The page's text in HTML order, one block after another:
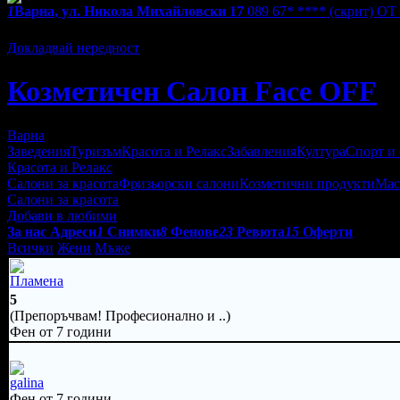
1Варна, ул. Никола Михайловски 17 089 67* **** (скрит) ОТ
Докладвай нередност
Козметичен Салон Face OFF
Варна
ЗаведенияТуризъмКрасота и РелаксЗабавленияКултураСпорт и
Красота и Релакс
Салони за красотаФризьорски салониКозметични продукти
Салони за красота
Добави в любими
За нас Адреси1 Снимки8 Фенове23 Ревюта15 Оферти
Всички Жени Мъже
Пламена
5
(Препоръчвам! Професионално и ..)
Фен от 7 години
galina